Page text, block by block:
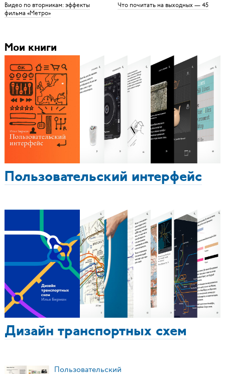
Видео по вторникам: эффекты
фильма «Метро»
Что почитать на выходных — 45
Мои книги
Пользовательский интерфейс
Дизайн транспортных схем
Пользовательский